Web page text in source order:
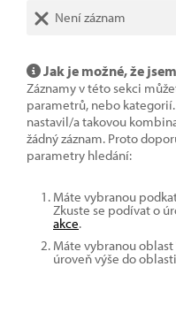
Není záznam
Jak je možné, že
Záznamy v této sekci
parametrů, nebo
nastavil/a takovou
žádný záznam. Proto
parametry hledání:
Máte vybranou
Zkuste se podívat o
akce.
Máte vybranou oblast
úroveň výše do oblasti